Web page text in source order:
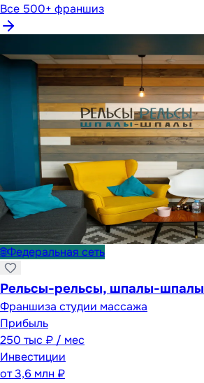
Все 500+ франшиз
🌐Федеральная сеть
Рельсы-рельсы, шпалы-шпалы
Франшиза студии массажа
Прибыль
250 тыс ₽ / мес
Инвестиции
от3,6 млн ₽